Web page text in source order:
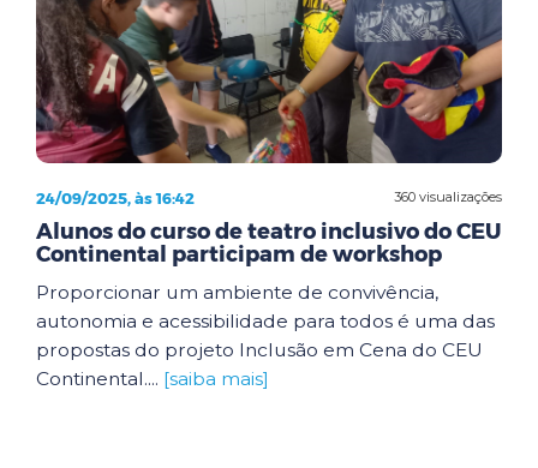
360 visualizações
24/09/2025, às 16:42
Alunos do curso de teatro inclusivo do CEU
Continental participam de workshop
Proporcionar um ambiente de convivência,
autonomia e acessibilidade para todos é uma das
propostas do projeto Inclusão em Cena do CEU
Continental.... [saiba mais]